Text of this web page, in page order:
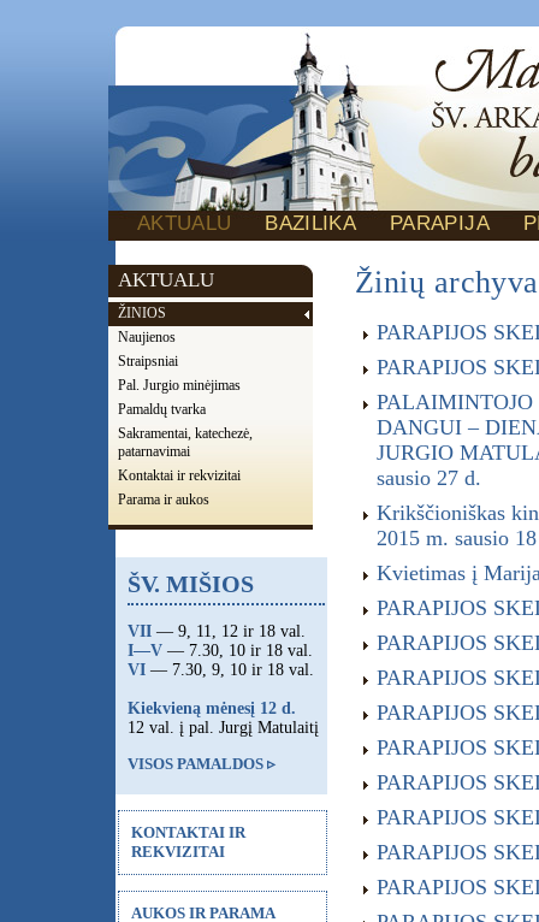
AKTUALU BAZILIKA PARAPIJA
Žinių
PARAPIJOS
PARAPIJOS
DANGUI –
JURGIO
sausio 27 d.
Krikščioniškas
2015 m. sausio
Kvietimas į
PARAPIJOS
PARAPIJOS
PARAPIJOS
PARAPIJOS
PARAPIJOS
PARAPIJOS
PARAPIJOS
PARAPIJOS
PARAPIJOS
AKTUALU
ŽINIOS
Naujienos
Straipsniai
Pal. Jurgio minėjimas
Pamaldų tvarka
Sakramentai, katechezė,
patarnavimai
Kontaktai ir rekvizitai
Parama ir aukos
ŠV. MIŠIOS
VII — 9, 11, 12 ir 18 val.
I—V — 7.30, 10 ir 18 val.
VI — 7.30, 9, 10 ir 18 val.
Kiekvieną mėnesį 12 d.
12 val. į pal. Jurgį Matulaitį
VISOS PAMALDOS ▹
KONTAKTAI IR
REKVIZITAI
AUKOS IR PARAMA